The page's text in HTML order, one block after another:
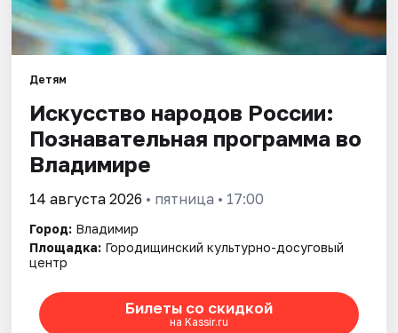
Детям
Искусство народов России:
Познавательная программа во
Владимире
14 августа 2026 • пятница • 17:00
Город: Владимир
Площадка: Городищинский культурно-досуговый
центр
Билеты со скидкой
на Kassir.ru